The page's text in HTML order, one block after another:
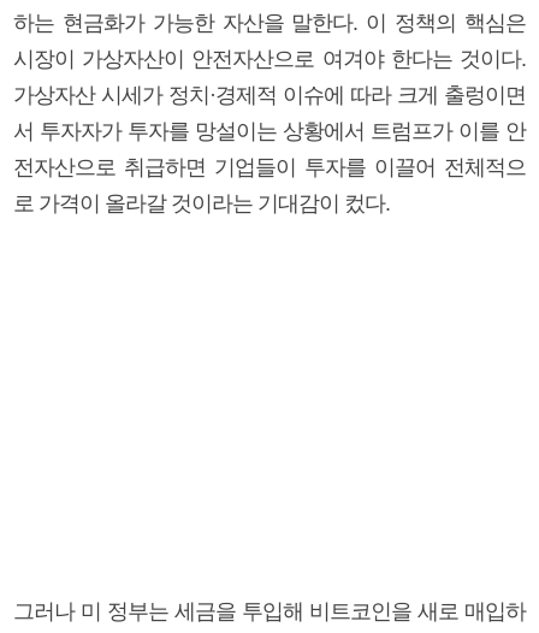
하는 현금화가 가능한 자산을 말한다. 이 정책의 핵심은
시장이 가상자산이 안전자산으로 여겨야 한다는 것이다.
가상자산 시세가 정치·경제적 이슈에 따라 크게 출렁이면
서 투자자가 투자를 망설이는 상황에서 트럼프가 이를 안
전자산으로 취급하면 기업들이 투자를 이끌어 전체적으
로 가격이 올라갈 것이라는 기대감이 컸다.
그러나 미 정부는 세금을 투입해 비트코인을 새로 매입하